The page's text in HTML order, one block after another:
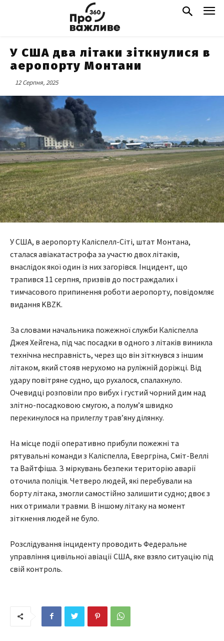
У США два літаки зіткнулися в
аеропорту Монтани
12 Серпня, 2025
У США, в аеропорту Каліспелл-Сіті, штат Монтана,
сталася авіакатастрофа за участю двох літаків,
внаслідок якої один із них загорівся. Інцидент, що
трапився 11 серпня, призвів до постраждалих і
тимчасового припинення роботи аеропорту, повідомляє
видання KBZK.
За словами начальника пожежної служби Каліспелла
Джея Хейгена, під час посадки в одного з літаків виникла
технічна несправність, через що він зіткнувся з іншим
літаком, який стояв нерухомо на руліжній доріжці. Від
удару повітряне судно, що рухалося, спалахнуло.
Очевидці розповіли про вибух і густий чорний дим над
злітно-посадковою смугою, а полум’я швидко
перекинулося на прилеглу трав’яну ділянку.
На місце події оперативно прибули пожежні та
рятувальні команди з Каліспелла, Евергріна, Сміт-Веллі
та Вайтфіша. З міркувань безпеки територію аварії
оточила поліція. Четверо людей, які перебували на
борту літака, змогли самостійно залишити судно; двоє з
них отримали травми. В іншому літаку на момент
зіткнення людей не було.
Розслідування інциденту проводить Федеральне
управління цивільної авіації США, яке взяло ситуацію під
свій контроль.